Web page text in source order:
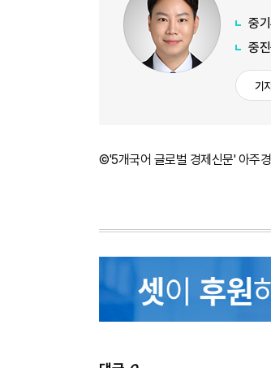
중
중
기
©'5개국어 글로벌 경제신문' 아주